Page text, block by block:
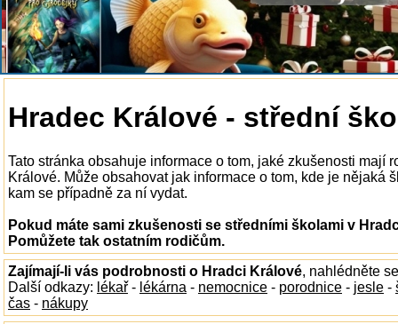
Hradec Králové - střední
Tato stránka obsahuje informace o tom, jaké zkušenosti mají
Králové. Může obsahovat jak informace o tom, kde je nějaká
kam se případně za ní vydat.
Pokud máte sami zkušenosti se středními školami v
Pomůžete tak ostatním rodičům.
Zajímají-li vás podrobnosti o Hradci Králové, nahlédněte
Další odkazy: lékař - lékárna - nemocnice - porodnice - jesle -
čas - nákupy